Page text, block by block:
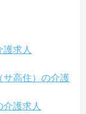
求人
サ高住）の介護
護求人